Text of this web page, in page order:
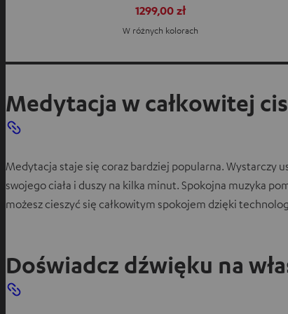
1299,00 zł
W różnych kolorach
Medytacja w całkowitej
Medytacja staje się coraz bardziej popularna. Wystarczy
swojego ciała i duszy na kilka minut. Spokojna muzyka
możesz cieszyć się całkowitym spokojem dzięki
Doświadcz dźwięku na